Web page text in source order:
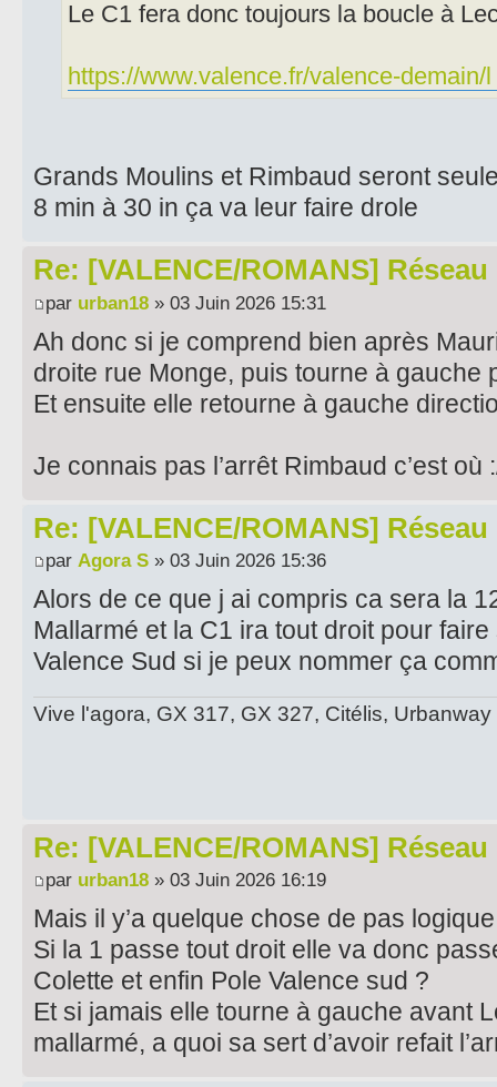
Le C1 fera donc toujours la boucle à
https://www.valence.fr/valence-demain/
Grands Moulins et Rimbaud seront
8 min à 30 in ça va leur faire drole
Re: [VALENCE/ROMANS] Réseau
par urban18 » 03 Juin 2026 15:31
Ah donc si je comprend bien après
droite rue Monge, puis tourne à gauche
Et ensuite elle retourne à gauche
Je connais pas l’arrêt Rimbaud c’est où
Re: [VALENCE/ROMANS] Réseau
par Agora S » 03 Juin 2026 15:36
Alors de ce que j ai compris ca sera la
Mallarmé et la C1 ira tout droit pour
Valence Sud si je peux nommer ça
Vive l'agora, GX 317, GX 327, Citélis, Urbanway
Re: [VALENCE/ROMANS] Réseau
par urban18 » 03 Juin 2026 16:19
Mais il y’a quelque chose de pas logique
Si la 1 passe tout droit elle va donc
Colette et enfin Pole Valence sud ?
Et si jamais elle tourne à gauche avant
mallarmé, a quoi sa sert d’avoir refait